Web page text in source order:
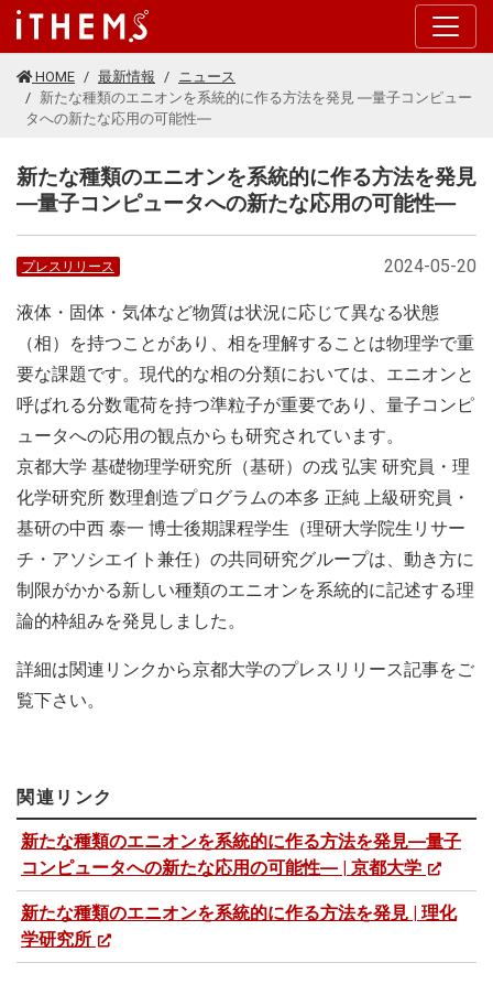
このページの本文に移動する
HOME 最新情報
ニュース
新たな種類のエニオンを系統的に作る方法を発見 ―量子コンピュー
タへの新たな応用の可能性―
新たな種類のエニオンを系統的に作る方法を発見
―量子コンピュータへの新たな応用の可能性―
2024-05-20
プレスリリース
液体・固体・気体など物質は状況に応じて異なる状態
（相）を持つことがあり、相を理解することは物理学で重
要な課題です。現代的な相の分類においては、エニオンと
呼ばれる分数電荷を持つ準粒子が重要であり、量子コンピ
ュータへの応用の観点からも研究されています。
京都大学 基礎物理学研究所（基研）の戎 弘実 研究員・理
化学研究所 数理創造プログラムの本多 正純 上級研究員・
基研の中西 泰一 博士後期課程学生（理研大学院生リサー
チ・アソシエイト兼任）の共同研究グループは、動き方に
制限がかかる新しい種類のエニオンを系統的に記述する理
論的枠組みを発見しました。
詳細は関連リンクから京都大学のプレスリリース記事をご
覧下さい。
関連リンク
新たな種類のエニオンを系統的に作る方法を発見―量子
コンピュータへの新たな応用の可能性― | 京都大学
新たな種類のエニオンを系統的に作る方法を発見 | 理化
学研究所